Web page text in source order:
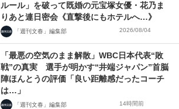
ルール」を破って既婚の元宝塚女優・花乃ま
りあと連日密会《直撃後にもホテルへ…》
「週刊文春」編集部 2026/08/04
「最悪の空気のまま解散」WBC日本代表“敗
戦”の真実 選手が明かす“井端ジャパン”首脳
陣ほんとうの評価「良い距離感だったコーチ
は…」
「週刊文春」編集部 14時間前